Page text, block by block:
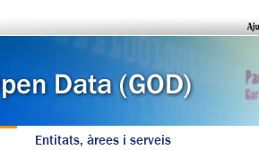
Entitats, àrees i serveis